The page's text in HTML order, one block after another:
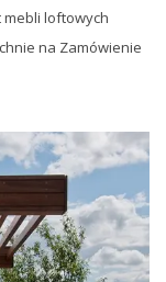
mebli loftowych
na Zamówienie